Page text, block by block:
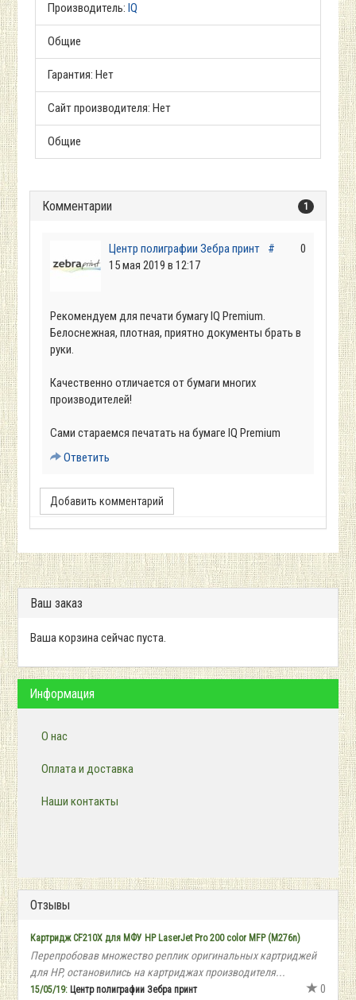
Производитель: IQ
Общие
Гарантия: Нет
Сайт производителя: Нет
Общие
Комментарии 1
0
Центр полиграфии Зебра принт
#
15 мая 2019 в 12:17
Рекомендуем для печати бумагу IQ Premium.
Белоснежная, плотная, приятно документы брать в
руки.
Качественно отличается от бумаги многих
производителей!
Сами стараемся печатать на бумаге IQ Premium
Ответить
Добавить комментарий
Ваш заказ
Ваша корзина сейчас пуста.
Информация
О нас
Оплата и доставка
Наши контакты
Отзывы
Картридж CF210Х для МФУ HP LaserJet Pro 200 color MFP (M276n)
Перепробовав множество реплик оригинальных картриджей
для HP, остановились на картриджах производителя...
0
15/05/19: Центр полиграфии Зебра принт